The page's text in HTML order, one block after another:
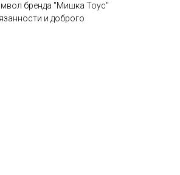
бренда "Мишка Тоус"
и доброго